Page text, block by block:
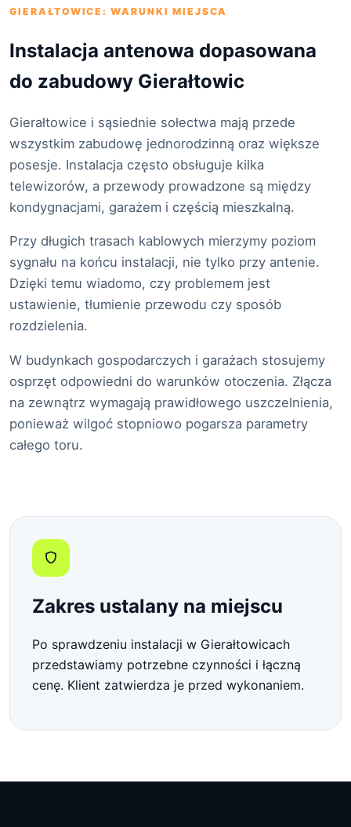
GIERAŁTOWICE: WARUNKI MIEJSCA
Instalacja antenowa dopasowana
do zabudowy Gierałtowic
Gierałtowice i sąsiednie sołectwa mają przede
wszystkim zabudowę jednorodzinną oraz większe
posesje. Instalacja często obsługuje kilka
telewizorów, a przewody prowadzone są między
kondygnacjami, garażem i częścią mieszkalną.
Przy długich trasach kablowych mierzymy poziom
sygnału na końcu instalacji, nie tylko przy antenie.
Dzięki temu wiadomo, czy problemem jest
ustawienie, tłumienie przewodu czy sposób
rozdzielenia.
W budynkach gospodarczych i garażach stosujemy
osprzęt odpowiedni do warunków otoczenia. Złącza
na zewnątrz wymagają prawidłowego uszczelnienia,
ponieważ wilgoć stopniowo pogarsza parametry
całego toru.
Zakres ustalany na miejscu
Po sprawdzeniu instalacji w Gierałtowicach
przedstawiamy potrzebne czynności i łączną
cenę. Klient zatwierdza je przed wykonaniem.